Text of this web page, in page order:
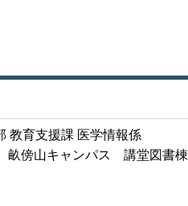
教育支援課 医学情報係
傍山キャンパス 講堂図書棟